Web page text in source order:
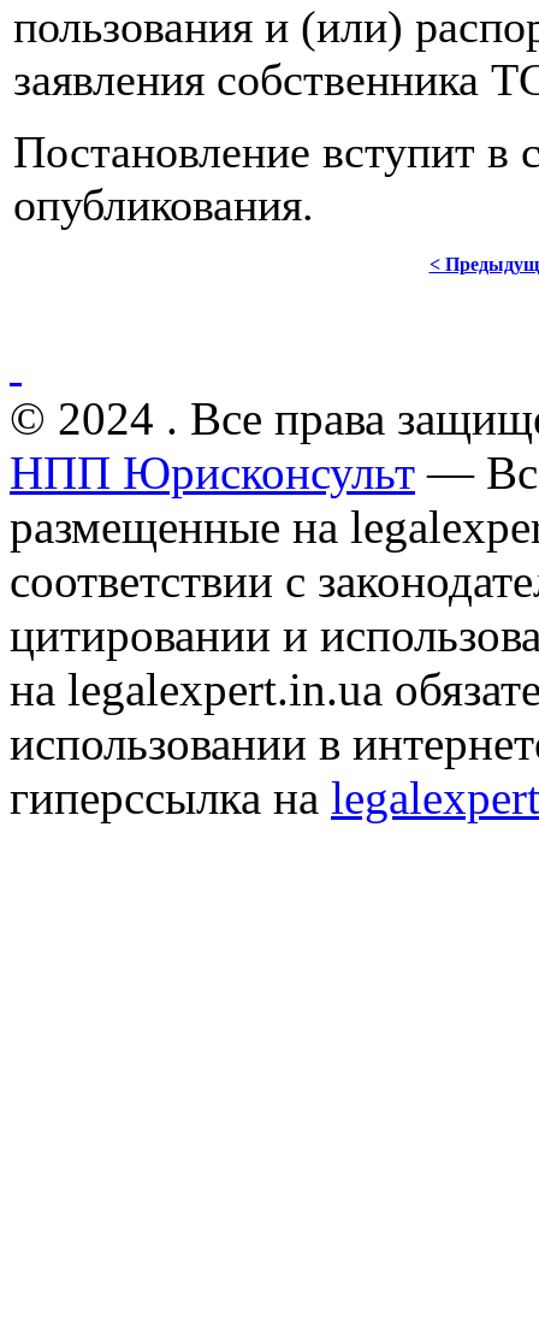
пользования и (или)
заявления собственника
Постановление вступит в
опубликования.
<
© 2024 . Все права
НПП Юрисконсульт —
размещенные на
соответствии с
цитировании и
на legalexpert.in.ua
использовании в
гиперссылка на